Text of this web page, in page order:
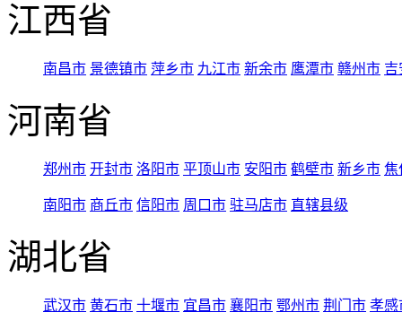
江西省
南昌市 景德镇市 萍乡市 九江市 新余市 鹰潭市 赣州市 吉
河南省
郑州市 开封市 洛阳市 平顶山市 安阳市 鹤壁市 新乡市 焦
南阳市 商丘市 信阳市 周口市 驻马店市 直辖县级
湖北省
武汉市 黄石市 十堰市 宜昌市 襄阳市 鄂州市 荆门市 孝感